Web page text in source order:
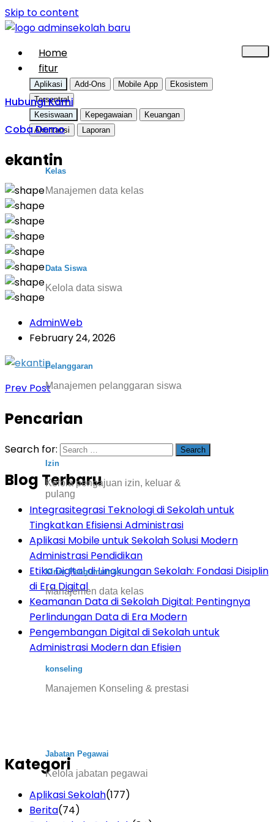
Skip to content
Home
fitur
Aplikasi Add-Ons Mobile App
Ekosistem
Tersentral
Kesiswaan
Kepegawaian
Keuangan
Akuntansi
Laporan
Kelas
Manajemen data kelas
Data Siswa
Kelola data siswa
Pelanggaran
Manajemen pelanggaran siswa
Izin
Kelola pengajuan izin, keluar &
pulang
Kirim Pengumuman
Manajemen data kelas
konseling
Manajemen Konseling & prestasi
Jabatan Pegawai
Kelola jabatan pegawai
Hubungi Kami
Coba Demo
ekantin
AdminWeb
February 24, 2026
Prev Post
Pencarian
Search for:
Blog Terbaru
Integrasitegrasi Teknologi di Sekolah untuk
Tingkatkan Efisiensi Administrasi
Aplikasi Mobile untuk Sekolah Solusi Modern
Administrasi Pendidikan
Etika Digital di Lingkungan Sekolah: Fondasi Disiplin
di Era Digital
Keamanan Data di Sekolah Digital: Pentingnya
Perlindungan Data di Era Modern
Pengembangan Digital di Sekolah untuk
Administrasi Modern dan Efisien
Kategori
Aplikasi Sekolah(177)
Berita(74)